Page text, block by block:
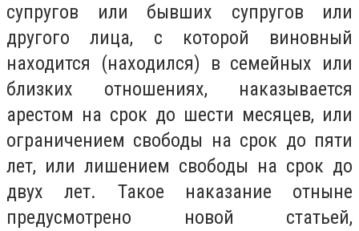
супругов или бывших супругов или
другого лица, с которой виновный
находится (находился) в семейных или
близких отношениях, наказывается
арестом на срок до шести месяцев, или
ограничением свободы на срок до пяти
лет, или лишением свободы на срок до
двух лет. Такое наказание отныне
предусмотрено новой статьей,